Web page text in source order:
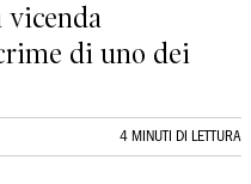
vicenda
di uno dei
4 MINUTI DI LETTURA